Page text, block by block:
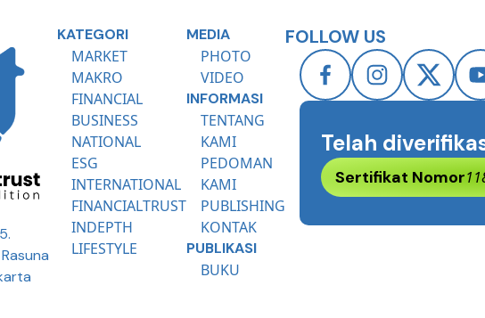
KATEGORI
MARKET
MAKRO
FINANCIAL
BUSINESS
NATIONAL
ESG
INTERNATIONAL
FINANCIALTRUST
INDEPTH
LIFESTYLE
MEDIA
PHOTO
VIDEO
INFORMASI
TENTANG
KAMI
PEDOMAN
KAMI
PUBLISHING
KONTAK
PUBLIKASI
BUKU
FOLLOW US
Telah
Sertifikat Nomor